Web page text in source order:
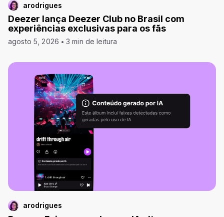
arodrigues
Deezer lança Deezer Club no Brasil com
experiências exclusivas para os fãs
agosto 5, 2026 3 min de leitura
arodrigues